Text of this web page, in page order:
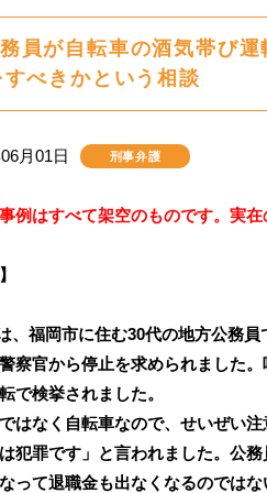
員が自転車の酒気帯び
すべきかという相談
月01日 刑事弁護
例はすべて架空のものです。実
、福岡市に住む30代の地方公務
察官から停止を求められました
で検挙されました。
はなく自転車なので、せいぜい
犯罪です」と言われました。公
って退職金も出なくなるのではな